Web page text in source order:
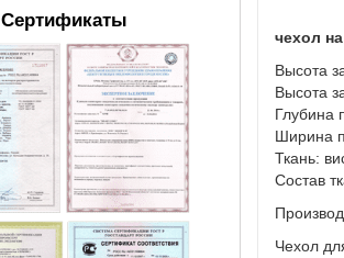
Сертификаты
чехол
Высота
Высота
Глубина
Ширина
Ткань:
Состав
Чехол